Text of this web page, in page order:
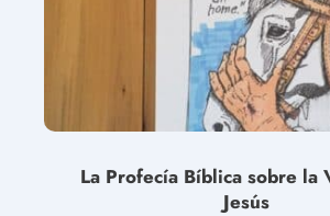
La Profecía Bíblica sobre la
Jesús